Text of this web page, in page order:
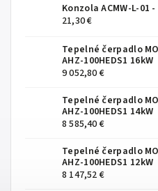
Konzola ACMW-L-01
21,30 €
Tepelné čerpadlo
AHZ-100HEDS1 16kW
9 052,80 €
Tepelné čerpadlo
AHZ-100HEDS1 14kW
8 585,40 €
Tepelné čerpadlo
AHZ-100HEDS1 12kW
8 147,52 €